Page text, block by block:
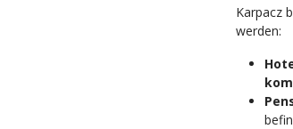
Karpacz
werden: